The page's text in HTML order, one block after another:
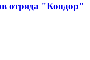
отряда "Кондор"